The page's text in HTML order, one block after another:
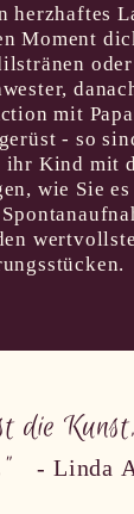
herzhaftes
Moment
mit
- so
ihr Kind mit
wie Sie
die
- Linda